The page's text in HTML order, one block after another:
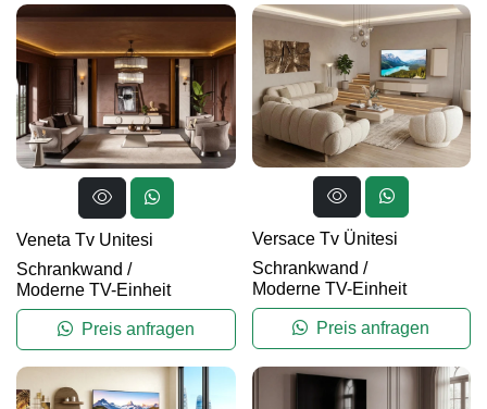
Veneta Tv Unitesi
Schrankwand /
Moderne TV-Einheit
Preis anfragen
Versace Tv Ünitesi
Schrankwand /
Moderne TV-Einheit
Preis anfragen